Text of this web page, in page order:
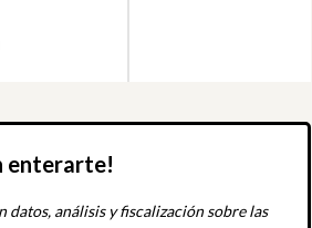
enterarte!
análisis y fiscalización sobre las